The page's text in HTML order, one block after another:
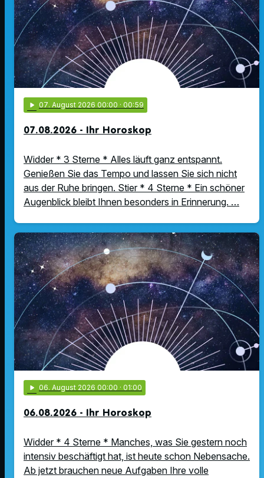
play_arrow 07. August 2026 00:00 · 00:59
07.08.2026 - Ihr Horoskop
Widder * 3 Sterne * Alles läuft ganz entspannt.
Genießen Sie das Tempo und lassen Sie sich nicht
aus der Ruhe bringen. Stier * 4 Sterne * Ein schöner
Augenblick bleibt Ihnen besonders in Erinnerung. …
play_arrow 06. August 2026 00:00 · 01:00
06.08.2026 - Ihr Horoskop
Widder * 4 Sterne * Manches, was Sie gestern noch
intensiv beschäftigt hat, ist heute schon Nebensache.
Ab jetzt brauchen neue Aufgaben Ihre volle